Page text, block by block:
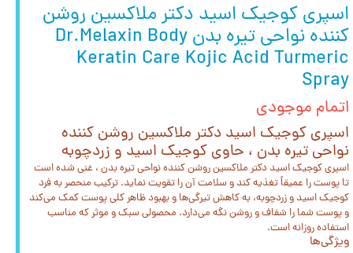
اسپری کوجیک اسید دکتر ملاکسین روشن
کننده نواحی تیره بدن Dr.Melaxin Body
Keratin Care Kojic Acid Turmeric
Spray
اتمام موجودی
اسپری کوجیک اسید دکتر ملاکسین روشن کننده
نواحی تیره بدن ، حاوی کوجیک اسید و زردچوبه
اسپری کوجیک اسید دکتر ملاکسین روشن کننده نواحی تیره بدن ، غنی شده است
تا پوست را عمیقاً تغذیه کند و سلامت آن را تقویت نماید. ترکیب منحصر به فرد
کوجیک اسید و زردچوبه، به کاهش تیرگی‌ها و بهبود ظاهر کلی پوست کمک می‌کند
و پوست شما را شفاف و روشن نگه می‌دارد. محصولی سبک و موثر که مناسب
استفاده روزانه است.
ویژگی‌ها